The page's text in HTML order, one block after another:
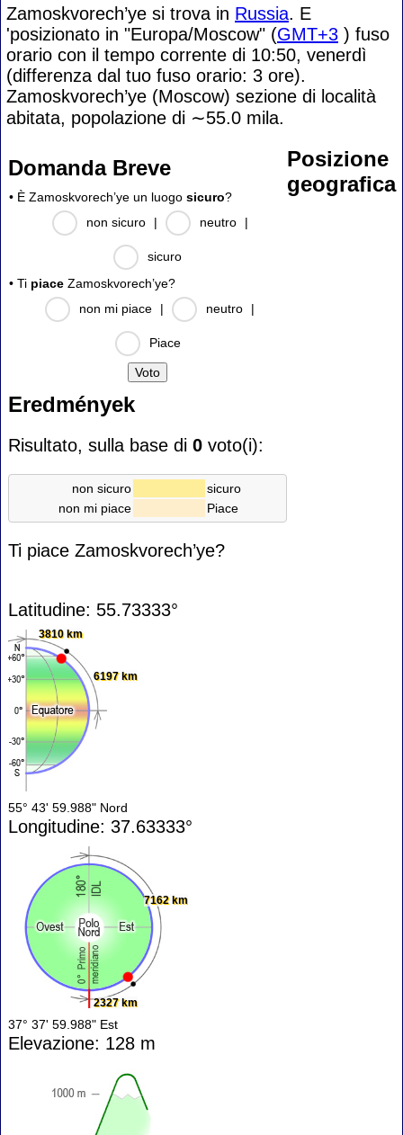
Zamoskvorech’ye si trova in Russia. E
'posizionato in "Europa/Moscow" (GMT+3 ) fuso
orario con il tempo corrente di 10:50, venerdì
(differenza dal tuo fuso orario: 3 ore).
Zamoskvorech’ye (Moscow) sezione di località
abitata, popolazione di ∼55.0 mila.
Domanda Breve
• È Zamoskvorech’ye un luogo sicuro?
non sicuro
| neutro |
sicuro
• Ti piace Zamoskvorech’ye?
non mi piace
| neutro |
Piace
Eredmények
Risultato, sulla base di 0 voto(i):
non sicuro
sicuro
non mi piace
Piace
Ti piace Zamoskvorech’ye?
Posizione
geografica
Latitudine: 55.73333°
3810 km
6197 km
55° 43' 59.988" Nord
Longitudine: 37.63333°
2327 km
7162 km
37° 37' 59.988" Est
Elevazione: 128 m